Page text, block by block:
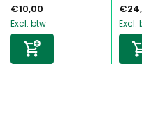
€10,00
Excl. btw Excl.